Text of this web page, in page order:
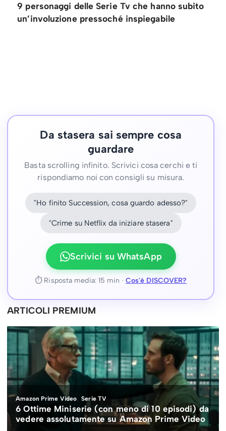
9 personaggi delle Serie Tv che hanno subito
un’involuzione pressoché inspiegabile
Da stasera sai sempre cosa
guardare
Basta scrolling infinito. Scrivici cosa cerchi e ti
rispondiamo noi con consigli su misura.
"Ho finito Succession, cosa guardo adesso?"
"Crime su Netflix da iniziare stasera"
Scrivici su WhatsApp
⏱ Risposta media: 15 min · Cos'è DISCOVER?
ARTICOLI PREMIUM